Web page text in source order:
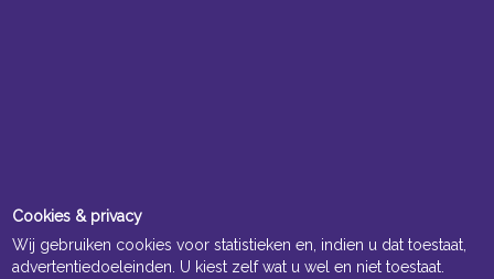
Cookies & privacy
Wij gebruiken cookies voor statistieken en, indien u dat toestaat,
advertentiedoeleinden. U kiest zelf wat u wel en niet toestaat.